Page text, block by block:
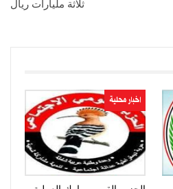
ثلاثة مليارات ريال
اخبار محلية